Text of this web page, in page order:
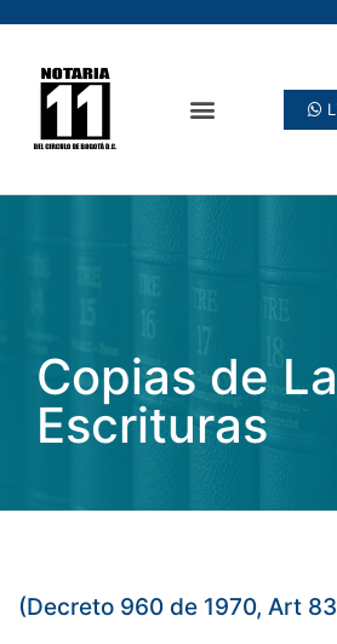
Copias de
Escrituras
(Decreto 960 de 1970, Art